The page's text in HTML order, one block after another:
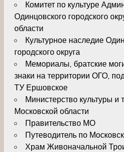
Комитет по культуре
Одинцовского городского
области
Культурное наследие
городского округа
Мемориалы, братские
знаки на территории ОГО,
ТУ Ершовское
Министерство культуры и
Московской области
Правительство МО
Путеводитель по
Храм Живоначальной